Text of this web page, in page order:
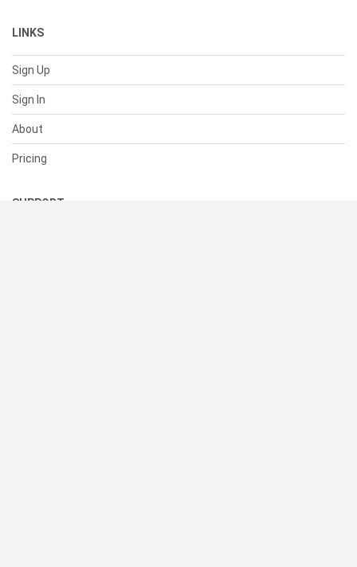
LINKS
Sign Up
Sign In
About
Pricing
SUPPORT